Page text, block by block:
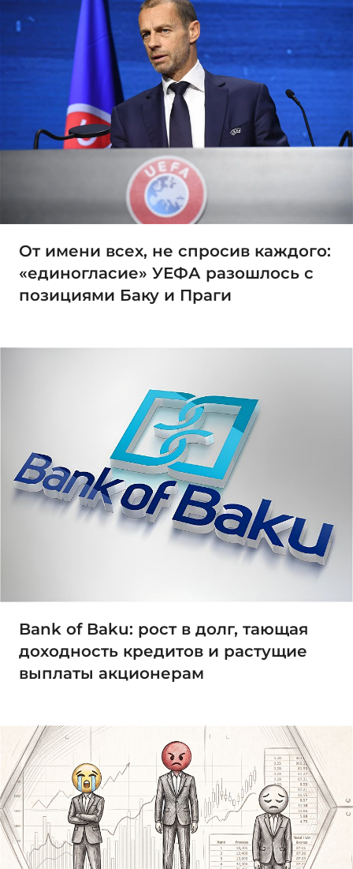
От имени всех, не спросив каждого:
«единогласие» УЕФА разошлось с
позициями Баку и Праги
Bank of Baku: рост в долг, тающая
доходность кредитов и растущие
выплаты акционерам